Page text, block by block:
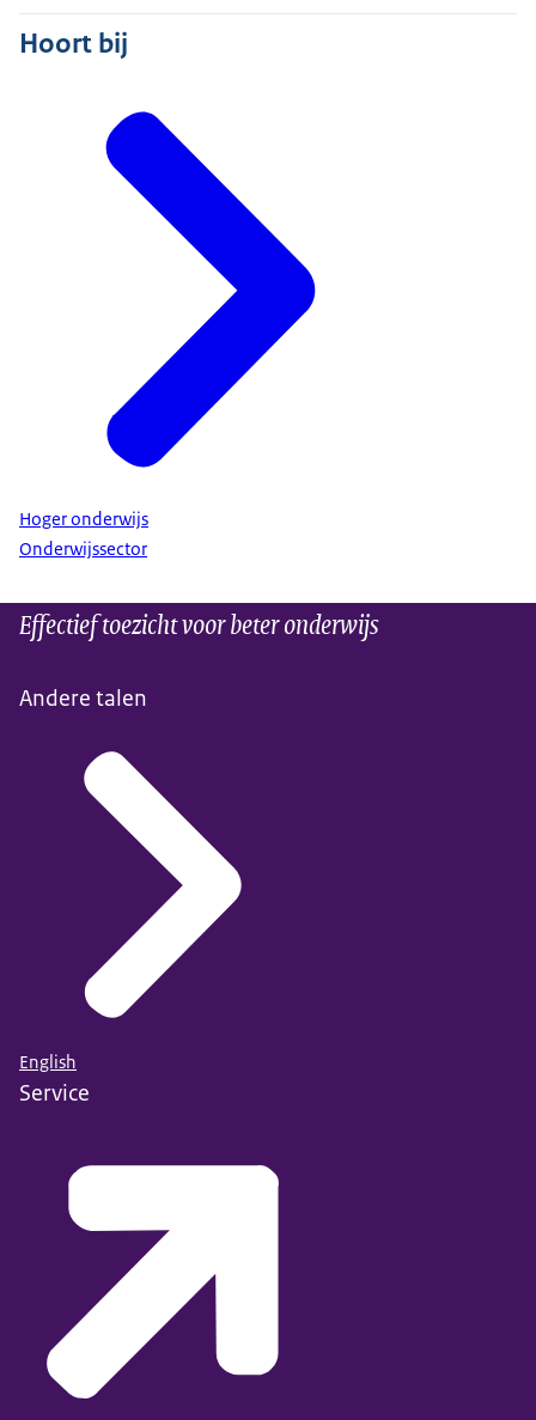
Hoort bij
Hoger onderwijs
Onderwijssector
Effectief toezicht voor beter onderwijs
Andere talen
English
Service